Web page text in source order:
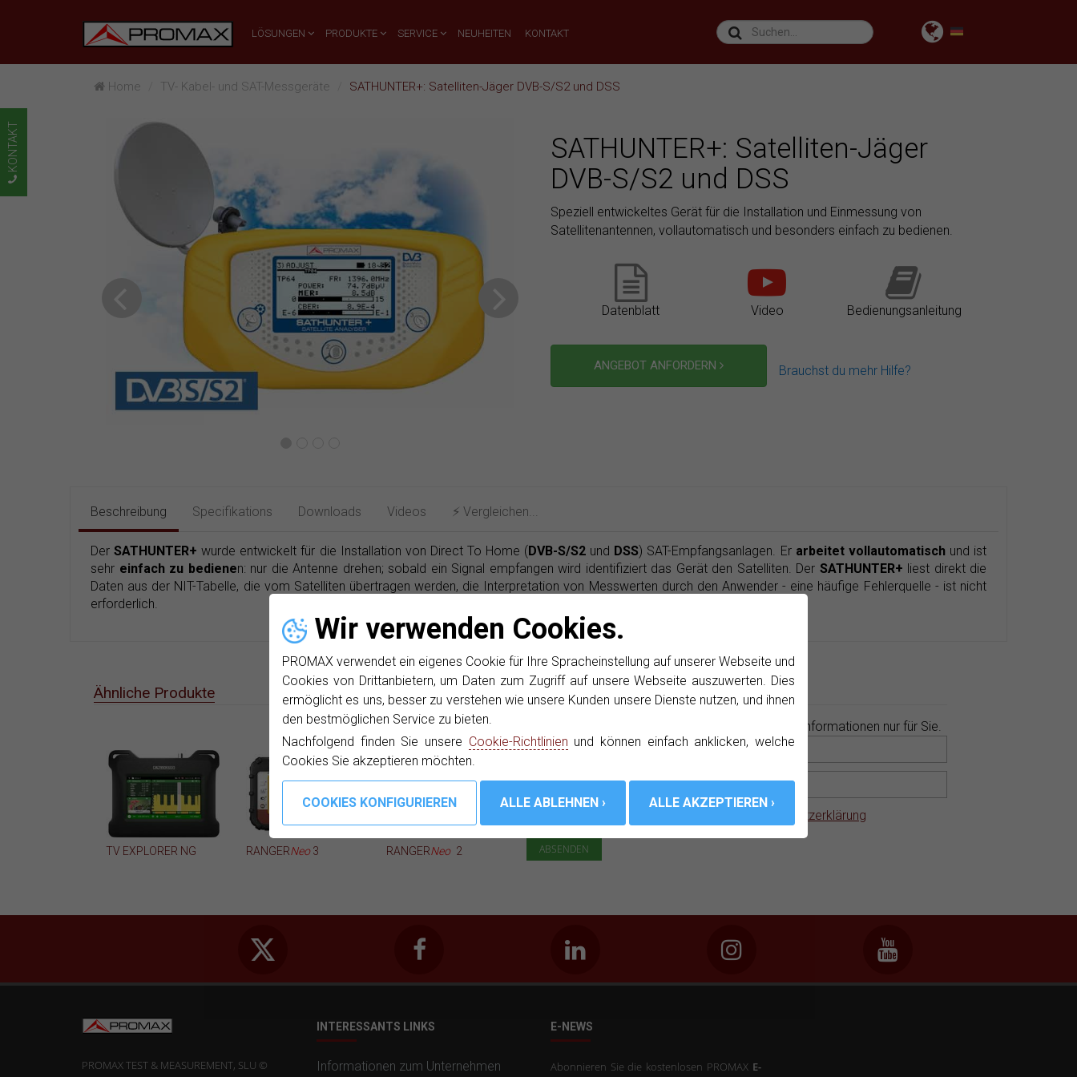
Wir verwenden Cookies.
PROMAX verwendet ein eigenes Cookie für Ihre Spracheinstellung auf unserer Webseite und
Cookies von Drittanbietern, um Daten zum Zugriff auf unsere Webseite auszuwerten. Dies
ermöglicht es uns, besser zu verstehen wie unsere Kunden unsere Dienste nutzen, und ihnen
den bestmöglichen Service zu bieten.
Nachfolgend finden Sie unsere Cookie-Richtlinien und können einfach anklicken, welche
Cookies Sie akzeptieren möchten.
LÖSUNGEN PRODUKTE SERVICE NEUHEITEN KONTAKT
Home TV- Kabel- und SAT-Messgeräte SATHUNTER+: Satelliten-Jäger DVB-S/S2 und DSS
SATHUNTER+: Satelliten-Jäger
DVB-S/S2 und DSS
Speziell entwickeltes Gerät für die Installation und Einmessung von
Satellitenantennen, vollautomatisch und besonders einfach zu bedienen.
Datenblatt Video Bedienungsanleitung
ANGEBOT ANFORDERN Brauchst du mehr Hilfe?
Beschreibung Specifikations Downloads Videos ⚡️ Vergleichen...
DerSATHUNTER+ wurde entwickelt für die Installation von Direct To Home (DVB-S/S2 und DSS) SAT-Empfangsanlagen. Er arbeitet vollautomatischund ist
sehr einfach zu bedienen: nur die Antenne drehen; sobald ein Signal empfangen wird identifiziert das Gerät den Satelliten. Der SATHUNTER+ liest direkt die
Daten aus der NIT-Tabelle, die vom Satelliten übertragen werden, die Interpretation von Messwerten durch den Anwender - eine häufige Fehlerquelle - ist nicht
erforderlich.
Ähnliche Produkte
TV EXPLORER NG RANGERNeo3 RANGERNeo 2 RANGERNeo +
Abonnieren Sie unsere E-News
Besondere Angebote, Aktionen und neue Produktinformationen nur für Sie.
Datenschutzerklärung
PROMAX TEST & MEASUREMENT, SLU ©
INTERESSANTS LINKS
Informationen zum Unternehmen
E-NEWS
Abonnieren Sie die kostenlosen PROMAX E-
KONTAKT